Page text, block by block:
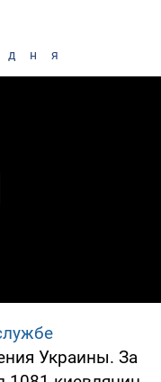
Video
Украины. За